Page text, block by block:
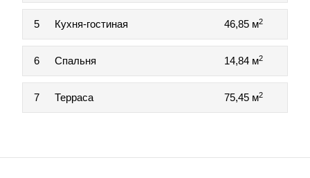
5 Кухня-гостиная 46,85 м2
6 Спальня 14,84 м2
7 Терраса 75,45 м2